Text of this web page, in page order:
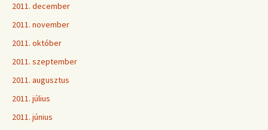
2011. december
2011. november
2011. október
2011. szeptember
2011. augusztus
2011. július
2011. június